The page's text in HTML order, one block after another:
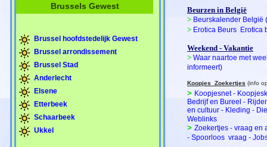
Brussels Gewest
Brussel hoofdstedelijk Gewest
Brussel arrondissement
Brussel Stad
Anderlecht
Elsene
Etterbeek
Schaarbeek
Ukkel
Beurzen in België
> Beurskalender België
> Erotica Beurs 
Weekend - Vakantie
> Waar naartoe met
informeert)
Koopjes  Zoekertjes (info
> Koopjesnet -
Bedrijf en Bureel -
en cultuur - Kleding -
Weblinks
> Zoekertjes - vraag en
- Spoorloos  vraag -